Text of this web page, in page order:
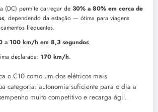
(DC) permite carregar de 30% a 80% em cerca de
, dependendo da estação — ótima para viagens
frequentes.
a 100 km/h em 8,3 segundos.
declarada: 170 km/h.
o C10 como um dos elétricos mais
categoria: autonomia suficiente para o dia a
muito competitivo e recarga ágil.